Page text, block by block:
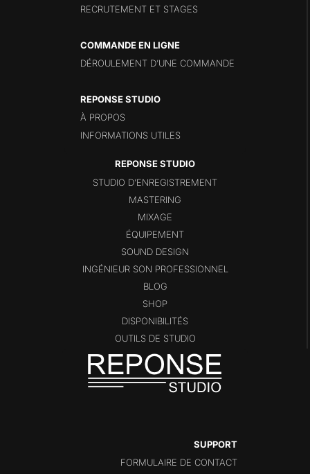
RECRUTEMENT ET STAGES
COMMANDE EN LIGNE
DÉROULEMENT D’UNE COMMANDE
REPONSE STUDIO
À PROPOS
INFORMATIONS UTILES
STUDIO D’ENREGISTREMENT
MASTERING
MIXAGE
ÉQUIPEMENT
SOUND DESIGN
INGÉNIEUR SON PROFESSIONNEL
BLOG
SHOP
DISPONIBILITÉS
OUTILS DE STUDIO
SUPPORT
FORMULAIRE DE CONTACT